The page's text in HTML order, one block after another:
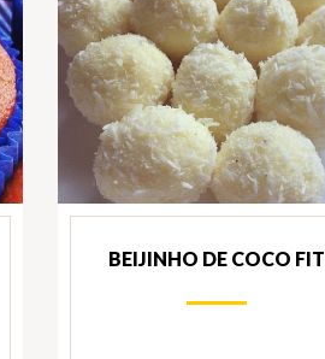
BEIJINHO DE COCO FIT